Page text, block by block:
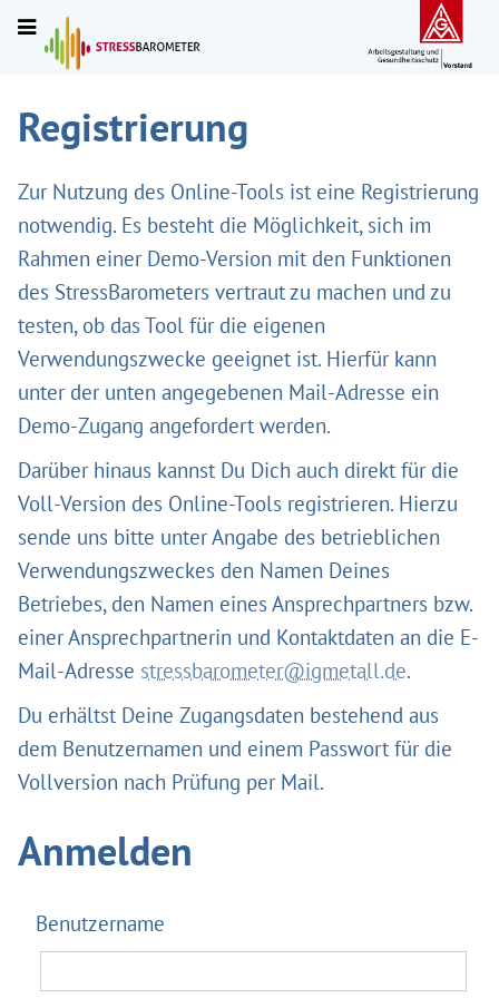
Registrierung
Zur Nutzung des Online-Tools ist eine Registrierung
notwendig. Es besteht die Möglichkeit, sich im
Rahmen einer Demo-Version mit den Funktionen
des StressBarometers vertraut zu machen und zu
testen, ob das Tool für die eigenen
Verwendungszwecke geeignet ist. Hierfür kann
unter der unten angegebenen Mail-Adresse ein
Demo-Zugang angefordert werden.
Darüber hinaus kannst Du Dich auch direkt für die
Voll-Version des Online-Tools registrieren. Hierzu
sende uns bitte unter Angabe des betrieblichen
Verwendungszweckes den Namen Deines
Betriebes, den Namen eines Ansprechpartners bzw.
einer Ansprechpartnerin und Kontaktdaten an die E-
Mail-Adresse stressbarometer@igmetall.de.
Du erhältst Deine Zugangsdaten bestehend aus
dem Benutzernamen und einem Passwort für die
Vollversion nach Prüfung per Mail.
Anmelden
Benutzername